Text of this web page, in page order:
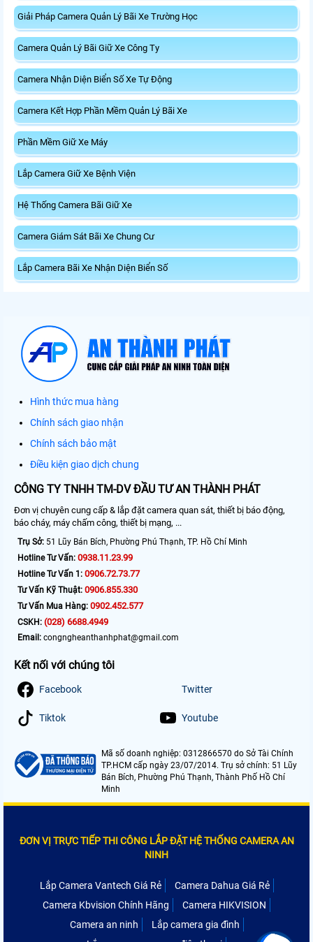
Giải Pháp Camera Quản Lý Bãi Xe Trường Học
Camera Quản Lý Bãi Giữ Xe Công Ty
Camera Nhận Diện Biển Số Xe Tự Động
Camera Kết Hợp Phần Mềm Quản Lý Bãi Xe
Phần Mềm Giữ Xe Máy
Lắp Camera Giữ Xe Bệnh Viện
Hệ Thống Camera Bãi Giữ Xe
Camera Giám Sát Bãi Xe Chung Cư
Lắp Camera Bãi Xe Nhận Diện Biển Số
Hình thức mua hàng
Chính sách giao nhận
Chính sách bảo mật
Điều kiện giao dịch chung
CÔNG TY TNHH TM-DV ĐẦU TƯ AN THÀNH PHÁT
Đơn vị chuyên cung cấp & lắp đặt camera quan sát, thiết bị báo động,
báo cháy, máy chấm công, thiết bị mạng, ...
Trụ Sở: 51 Lũy Bán Bích, Phường Phú Thạnh, TP. Hồ Chí Minh
Hotline Tư Vấn: 0938.11.23.99
Hotline Tư Vấn 1: 0906.72.73.77
Tư Vấn Kỹ Thuật: 0906.855.330
Tư Vấn Mua Hàng: 0902.452.577
CSKH: (028) 6688.4949
Email: congngheanthanhphat@gmail.com
Kết nối với chúng tôi
Facebook Twitter
Tiktok Youtube
Mã số doanh nghiệp: 0312866570 do Sở Tài Chính
TP.HCM cấp ngày 23/07/2014. Trụ sở chính: 51 Lũy
Bán Bích, Phường Phú Thạnh, Thành Phố Hồ Chí
Minh
ĐƠN VỊ TRỰC TIẾP THI CÔNG LẮP ĐẶT HỆ THỐNG CAMERA AN
NINH
Lắp Camera Vantech Giá Rẻ
Camera Dahua Giá Rẻ
Camera Kbvision Chính Hãng
Camera HIKVISION
Camera an ninh
Lắp camera gia đình